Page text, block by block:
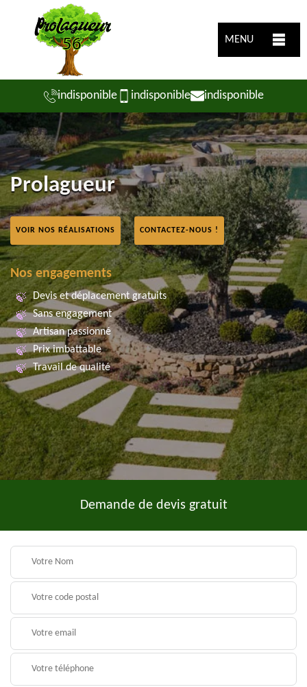
MENU
indisponible indisponible indisponible
Prolagueur
VOIR NOS RÉALISATIONS CONTACTEZ-NOUS !
Nos engagements
Devis et déplacement gratuits
Sans engagement
Artisan passionné
Prix imbattable
Travail de qualité
Demande de devis gratuit